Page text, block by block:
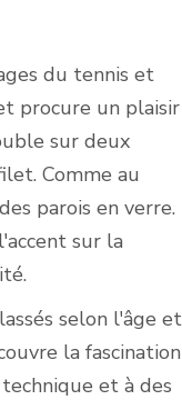
du tennis et
procure un plaisir
sur deux
Comme au
parois en verre.
sur la
selon l'âge et
la fascination
et à des